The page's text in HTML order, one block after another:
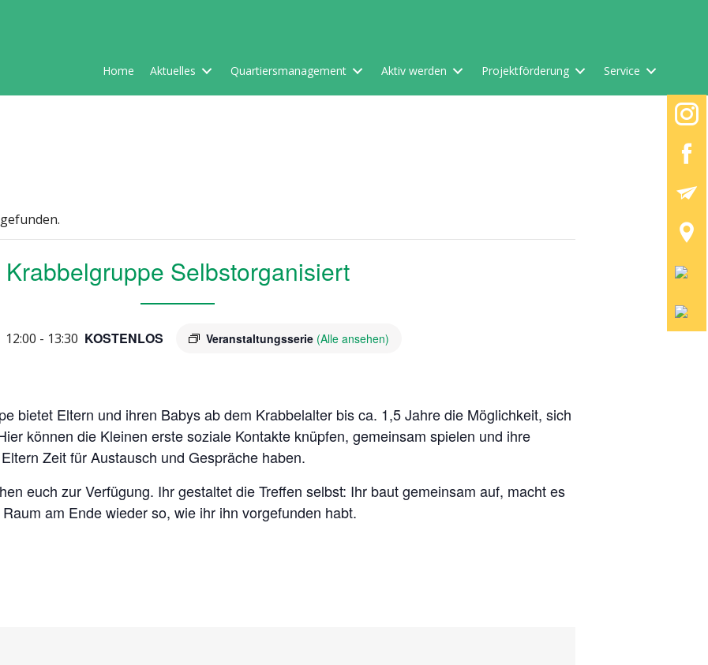
Home Aktuelles Quartiersmanagement Aktiv werden Projektförderung Service
Krabbelgruppe Selbstorganisiert
12:00 - 13:30 Veranstaltungsserie (Alle ansehen)
KOSTENLOS
bietet Eltern und ihren Babys ab dem Krabbelalter bis ca. 1,5 Jahre die Möglichkeit, sich
können die Kleinen erste soziale Kontakte knüpfen, gemeinsam spielen und ihre
Zeit für Austausch und Gespräche haben.
euch zur Verfügung. Ihr gestaltet die Treffen selbst: Ihr baut gemeinsam auf, macht es
am Ende wieder so, wie ihr ihn vorgefunden habt.